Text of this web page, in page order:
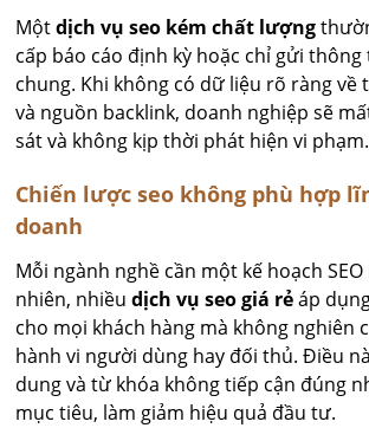
Mộtdịch vụ seo kém chất lượng
cấp báo cáo định kỳ hoặc chỉ gửi
chung. Khi không có dữ liệu rõ ràng về
và nguồn backlink, doanh nghiệp sẽ
sát và không kịp thời phát hiện vi phạm.
Chiến lược seo không phù hợp
doanh
Mỗi ngành nghề cần một kế hoạch
nhiên, nhiềudịch vụ seo giá rẻáp
cho mọi khách hàng mà không nghiên
hành vi người dùng hay đối thủ. Điều
dung và từ khóa không tiếp cận đúng
mục tiêu, làm giảm hiệu quả đầu tư.